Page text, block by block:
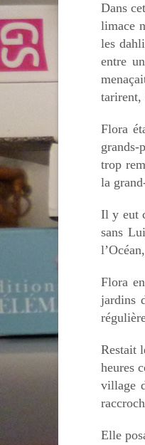
Dans
limace
les
entre
tarirent,
Flora
grands-
trop
la
Il y eut
sans
Flora
jardins
Restait
heures
village
Elle